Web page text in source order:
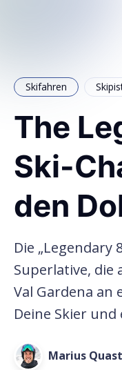
Skifahren
The
Ski-
den
Die „Legendary
Superlative, die
Val Gardena an
Deine Skier
Marius Quast